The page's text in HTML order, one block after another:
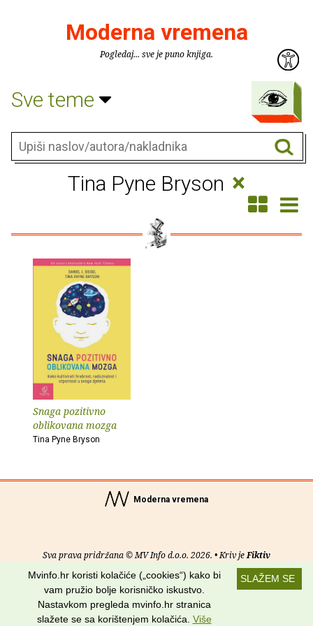
Moderna vremena
Pogledaj... sve je puno knjiga.
Sve teme
Tina Pyne Bryson ×
Snaga pozitivno
oblikovana mozga
Tina Pyne Bryson
Moderna vremena
Sva prava pridržana © MV Info d.o.o. 2026. • Kriv jeFiktiv
Uvjeti korištenja RSS kanali
Potraži nas na:
SLAŽEM SE
Mvinfo.hr koristi kolačiće („cookies“) kako bi
vam pružio bolje korisničko iskustvo.
Nastavkom pregleda mvinfo.hr stranica
slažete se sa korištenjem kolačića. Više